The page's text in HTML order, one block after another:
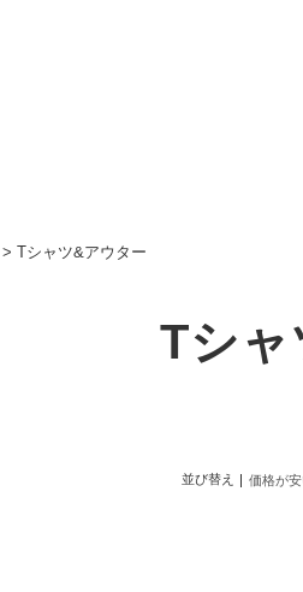
> Tシャツ&アウター
Tシ
並び替え 価格が